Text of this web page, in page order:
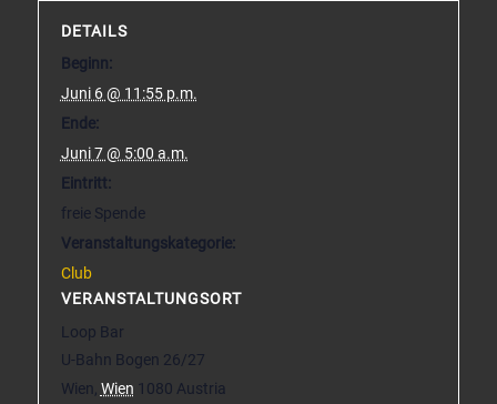
DETAILS
Beginn:
Juni 6 @ 11:55 p.m.
Ende:
Juni 7 @ 5:00 a.m.
Eintritt:
freie Spende
Veranstaltungskategorie:
Club
VERANSTALTUNGSORT
Loop Bar
U-Bahn Bogen 26/27
Wien Wien 1080 Austria